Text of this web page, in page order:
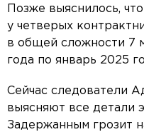
Позже выяснилось,
у четверых
в общей сложности 7
года по январь 2025
Сейчас следователи
выясняют все детали
Задержанным грозит